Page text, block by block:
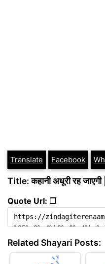
Translate Facebook
Title: कहानी अधूरी रह
Quote Url: ❐
Related Shayari Posts: